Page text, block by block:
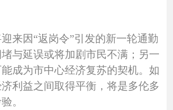
来因“返岗令”引发的新一轮通勤
与延误或将加剧市民不满；另一
成为市中心经济复苏的契机。如
利益之间取得平衡，将是多伦多
。